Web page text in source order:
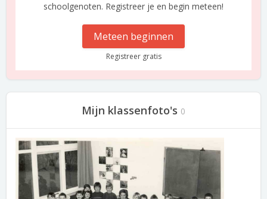
schoolgenoten. Registreer je en begin meteen!
Meteen beginnen
Registreer gratis
Mijn klassenfoto's 0